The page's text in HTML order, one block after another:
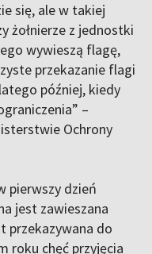
się, ale w takiej
żołnierze z jednostki
wywieszą flagę,
przekazanie flagi
później, kiedy
–
Ochrony
pierwszy dzień
jest zawieszana
przekazywana do
roku chęć przyjęcia